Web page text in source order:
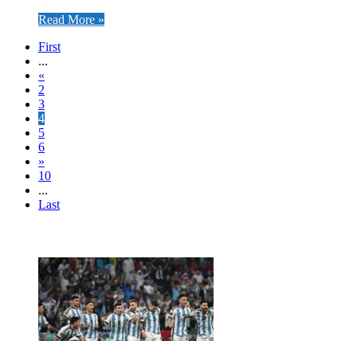
Read More »
First
...
«
2
3
4
5
6
»
10
...
Last